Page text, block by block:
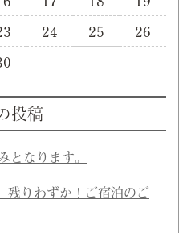
24 25
26
投稿
なります。
残りわずか！ご宿泊のご